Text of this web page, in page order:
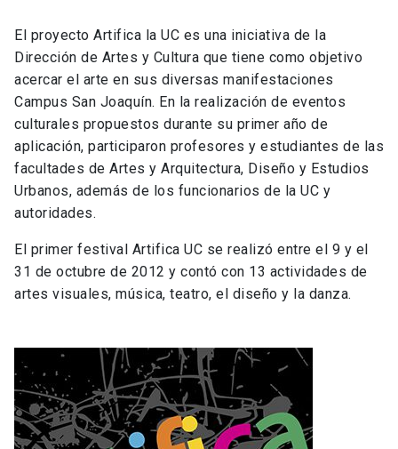
El proyecto Artifica la UC es una iniciativa de la
Dirección de Artes y Cultura que tiene como objetivo
acercar el arte en sus diversas manifestaciones
Campus San Joaquín. En la realización de eventos
culturales propuestos durante su primer año de
aplicación, participaron profesores y estudiantes de las
facultades de Artes y Arquitectura, Diseño y Estudios
Urbanos, además de los funcionarios de la UC y
autoridades.
El primer festival Artifica UC se realizó entre el 9 y el
31 de octubre de 2012 y contó con 13 actividades de
artes visuales, música, teatro, el diseño y la danza.